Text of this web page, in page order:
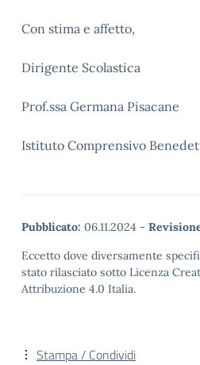
Con stima e affetto,
Dirigente Scolastica
Prof.ssa Germana Pisacane
Istituto Comprensivo
Pubblicato: 06.11.2024 -
Eccetto dove diversamente
stato rilasciato sotto Licenza
Attribuzione 4.0 Italia.
Stampa / Condividi